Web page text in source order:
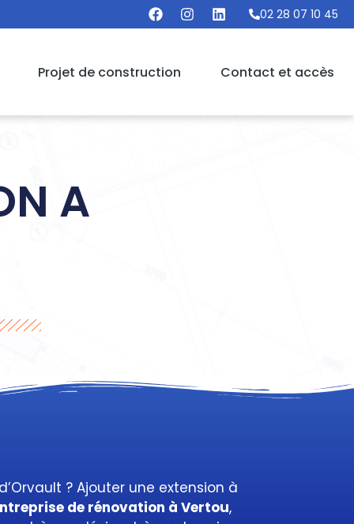
02 28 07 10 45
Projet de construction Contact et accès
A
? Ajouter une extension à
de rénovation à Vertou,